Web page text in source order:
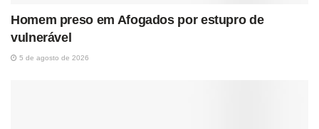
Homem preso em Afogados por estupro de
vulnerável
5 de agosto de 2026